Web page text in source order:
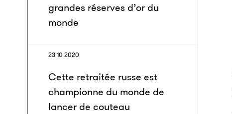
grandes réserves d’or du
monde
23 10 2020
Cette retraitée russe est
championne du monde de
lancer de couteau